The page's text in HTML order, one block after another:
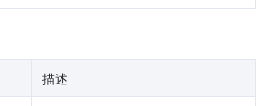
描述